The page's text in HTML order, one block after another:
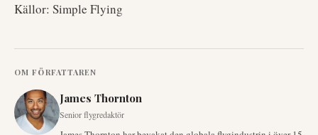
Källor: Simple Flying
OM FÖRFATTAREN
James Thornton
Senior flygredaktör